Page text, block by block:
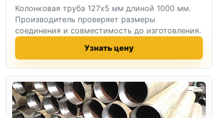
Колонковая труба 127x5 мм длиной 1000 мм.
Производитель проверяет размеры
соединения и совместимость до изготовления.
Узнать цену